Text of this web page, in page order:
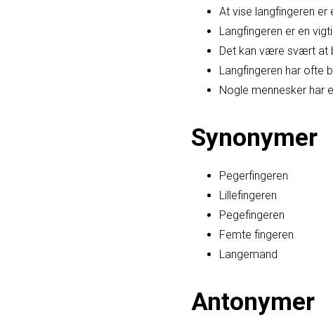
At vise langfingeren er
Langfingeren er en
Det kan være svært at
Langfingeren har ofte
Nogle mennesker har
Synonymer
Pegerfingeren
Lillefingeren
Pegefingeren
Femte fingeren
Langemand
Antonymer